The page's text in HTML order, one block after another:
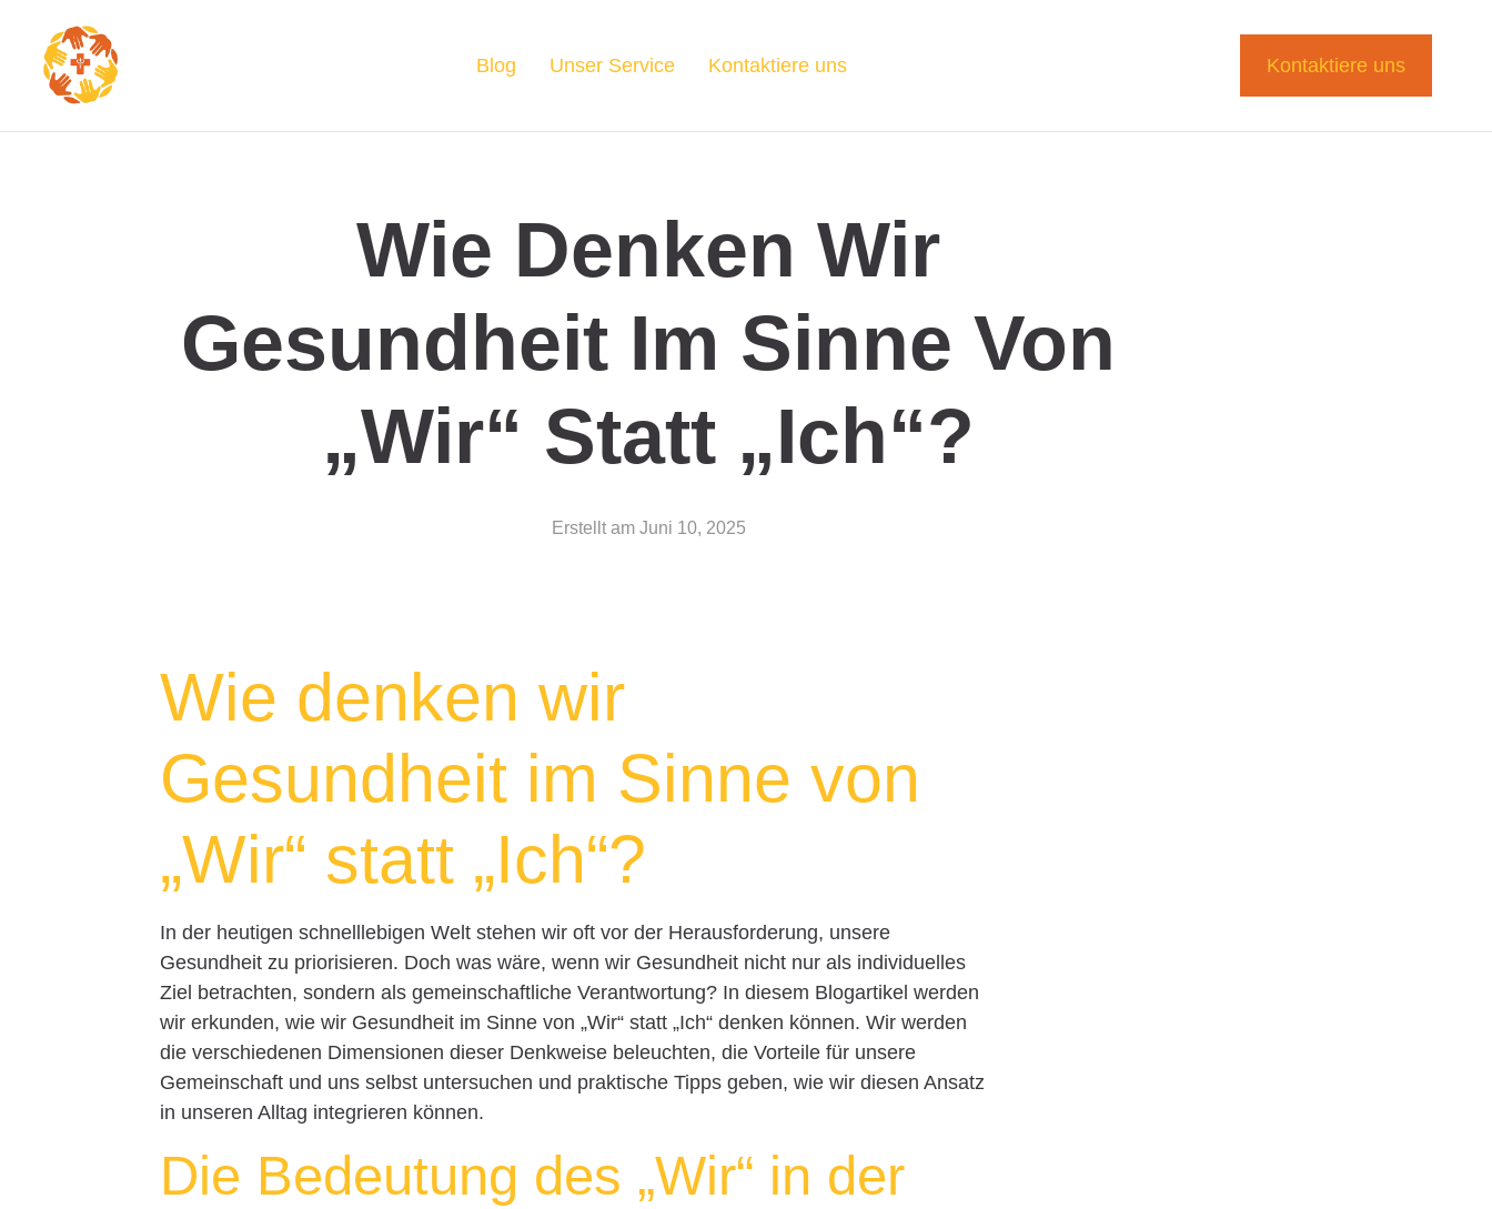
Blog Unser Service Kontaktiere uns Kontaktiere uns
Wie Denken Wir
Gesundheit Im Sinne Von
„Wir“ Statt „Ich“?
Erstellt am Juni 10, 2025
Wie denken wir
Gesundheit im Sinne von
„Wir“ statt „Ich“?
In der heutigen schnelllebigen Welt stehen wir oft vor der Herausforderung, unsere
Gesundheit zu priorisieren. Doch was wäre, wenn wir Gesundheit nicht nur als individuelles
Ziel betrachten, sondern als gemeinschaftliche Verantwortung? In diesem Blogartikel werden
wir erkunden, wie wir Gesundheit im Sinne von „Wir“ statt „Ich“ denken können. Wir werden
die verschiedenen Dimensionen dieser Denkweise beleuchten, die Vorteile für unsere
Gemeinschaft und uns selbst untersuchen und praktische Tipps geben, wie wir diesen Ansatz
in unseren Alltag integrieren können.
Die Bedeutung des „Wir“ in der